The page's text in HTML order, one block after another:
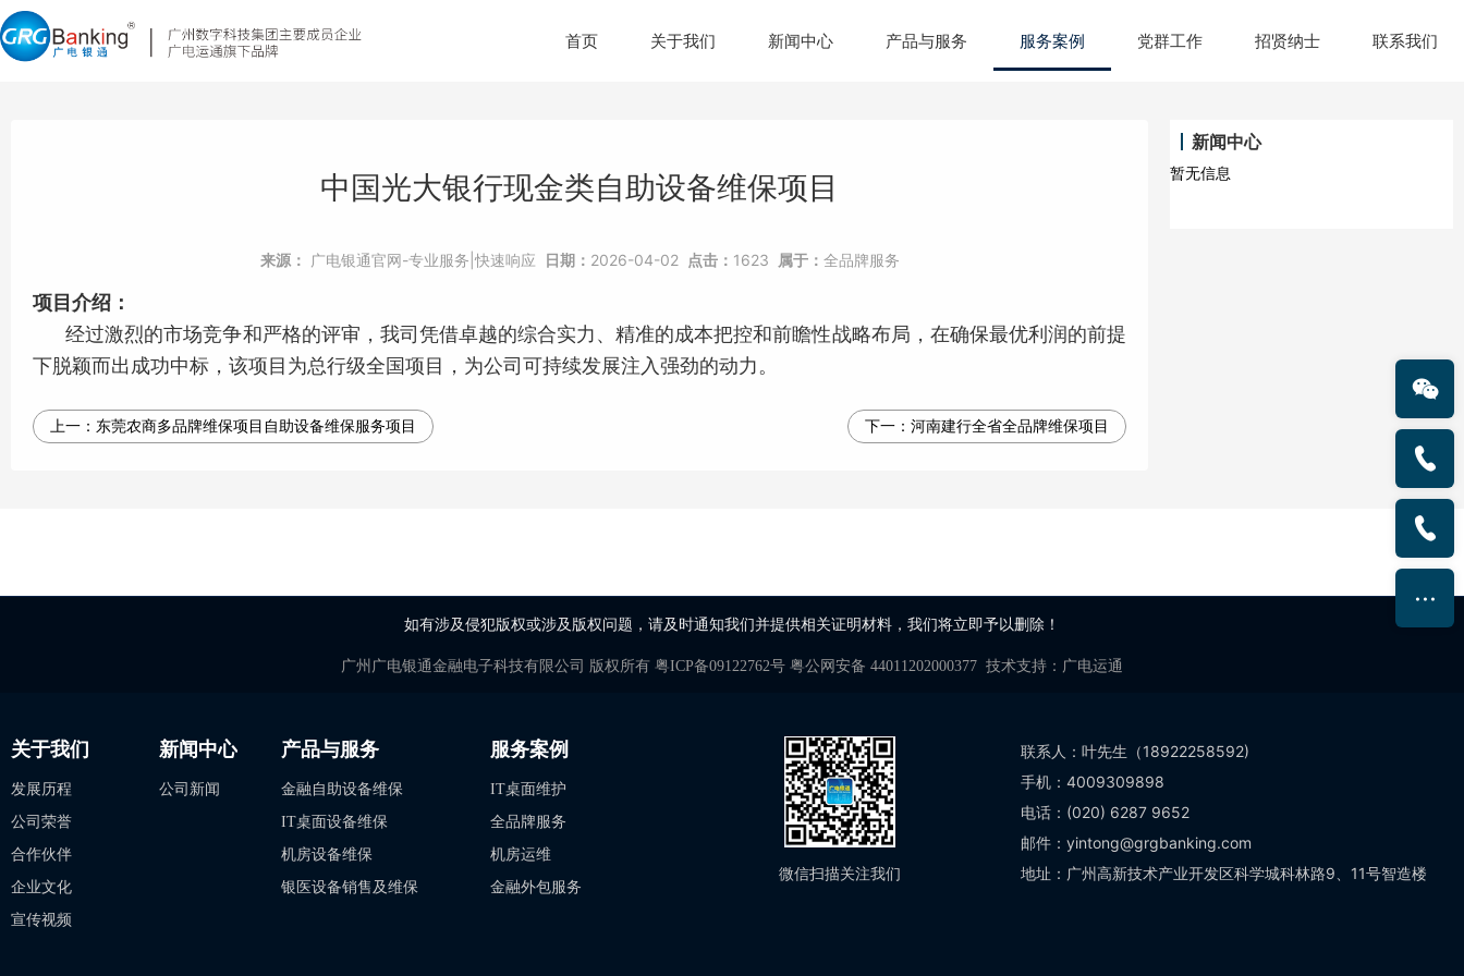
首页 关于我们 新闻中心 产品与服务 服务案例 党群工作 招贤纳士 联系我们
新闻中心
暂无信息
中国光大银行现金类自助设备维保项目
来源： 广电银通官网-专业服务|快速响应 日期： 2026-04-02 点击： 1623 属于： 全品牌服务
项目介绍：
经过激烈的市场竞争和严格的评审，我司凭借卓越的综合实力、精准的成本把控和前瞻性战略布局，在确保最优利润的前提
下脱颖而出成功中标，该项目为总行级全国项目，为公司可持续发展注入强劲的动力。
上一： 东莞农商多品牌维保项目自助设备维保服务项目 下一： 河南建行全省全品牌维保项目
如有涉及侵犯版权或涉及版权问题，请及时通知我们并提供相关证明材料，我们将立即予以删除！
广州广电银通金融电子科技有限公司 版权所有 粤ICP备09122762号 粤公网安备 44011202000377 技术支持： 广电运通
关于我们
发展历程
公司荣誉
合作伙伴
企业文化
宣传视频
新闻中心
公司新闻
产品与服务
金融自助设备维保
IT桌面设备维保
机房设备维保
银医设备销售及维保
服务案例
IT桌面维护
全品牌服务
机房运维
金融外包服务
微信扫描关注我们
联系人：叶先生（18922258592)
手机：4009309898
电话：(020) 6287 9652
邮件：yintong@grgbanking.com
地址：广州高新技术产业开发区科学城科林路9、11号智造楼